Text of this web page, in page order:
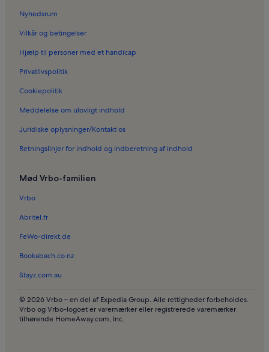
Nyhedsrum
Vilkår og betingelser
Hjælp til personer med et handicap
Privatlivspolitik
Cookiepolitik
Meddelelse om ulovligt indhold
Juridiske oplysninger/Kontakt os
Retningslinjer for indhold og indberetning af indhold
Mød Vrbo-familien
Vrbo
Abritel.fr
FeWo-direkt.de
Bookabach.co.nz
Stayz.com.au
© 2026 Vrbo – en del af Expedia Group. Alle rettigheder forbeholdes.
Vrbo og Vrbo-logoet er varemærker eller registrerede varemærker
tilhørende HomeAway.com, Inc.